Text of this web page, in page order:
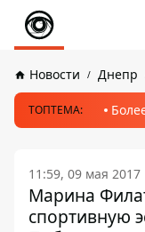
Новости Днепр
ТОПТЕМА:
11:59, 09 мая 2017
Марина
спортивную